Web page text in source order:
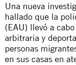
Una nueva
hallado que la
(EAU) llevó a
arbitraria y
personas
en sus casas en